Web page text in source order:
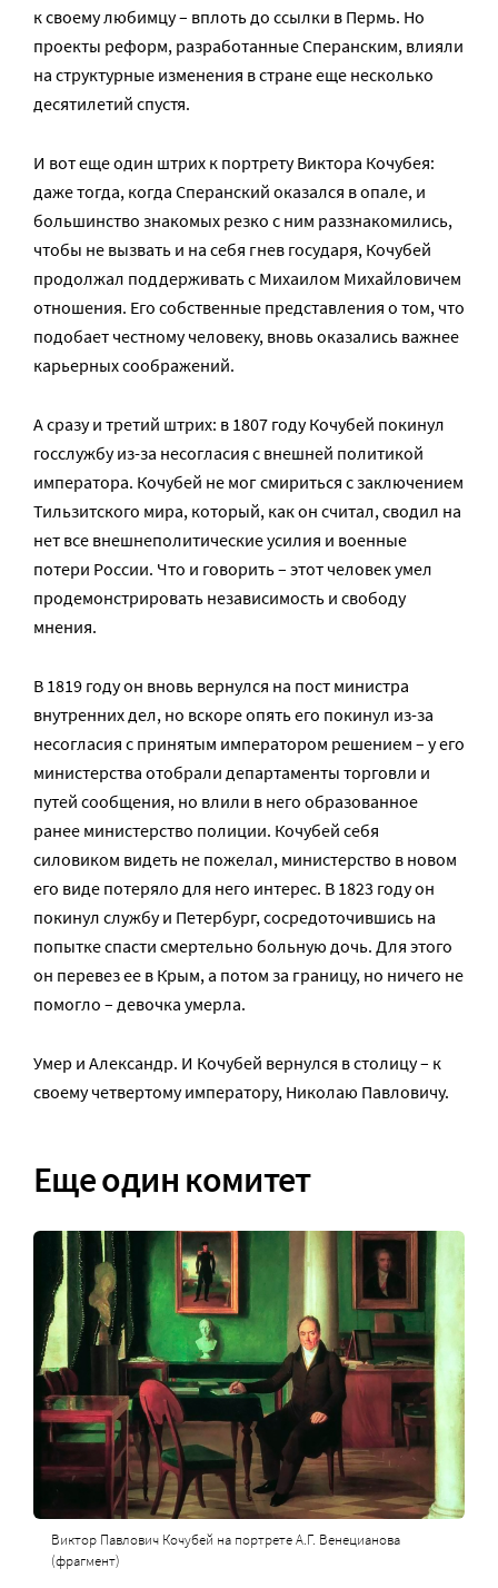
к своему любимцу – вплоть до ссылки в Пермь. Но
проекты реформ, разработанные Сперанским, влияли
на структурные изменения в стране еще несколько
десятилетий спустя.
И вот еще один штрих к портрету Виктора Кочубея:
даже тогда, когда Сперанский оказался в опале, и
большинство знакомых резко с ним раззнакомились,
чтобы не вызвать и на себя гнев государя, Кочубей
продолжал поддерживать с Михаилом Михайловичем
отношения. Его собственные представления о том, что
подобает честному человеку, вновь оказались важнее
карьерных соображений.
А сразу и третий штрих: в 1807 году Кочубей покинул
госслужбу из-за несогласия с внешней политикой
императора. Кочубей не мог смириться с заключением
Тильзитского мира, который, как он считал, сводил на
нет все внешнеполитические усилия и военные
потери России. Что и говорить – этот человек умел
продемонстрировать независимость и свободу
мнения.
В 1819 году он вновь вернулся на пост министра
внутренних дел, но вскоре опять его покинул из-за
несогласия с принятым императором решением – у его
министерства отобрали департаменты торговли и
путей сообщения, но влили в него образованное
ранее министерство полиции. Кочубей себя
силовиком видеть не пожелал, министерство в новом
его виде потеряло для него интерес. В 1823 году он
покинул службу и Петербург, сосредоточившись на
попытке спасти смертельно больную дочь. Для этого
он перевез ее в Крым, а потом за границу, но ничего не
помогло – девочка умерла.
Умер и Александр. И Кочубей вернулся в столицу – к
своему четвертому императору, Николаю Павловичу.
Еще один комитет
Виктор Павлович Кочубей на портрете А.Г. Венецианова
(фрагмент)